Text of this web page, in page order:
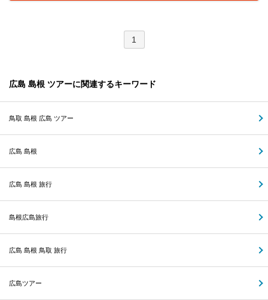
1
広島 島根 ツアーに関連するキーワード
鳥取 島根 広島 ツアー
広島 島根
広島 島根 旅行
島根広島旅行
広島 島根 鳥取 旅行
広島ツアー